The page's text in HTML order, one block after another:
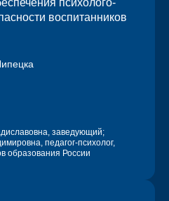
психолого-
воспитанников
заведующий;
педагог-психолог,
образования России